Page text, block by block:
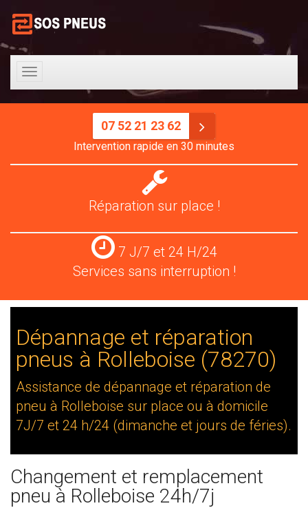
Toggle
navigation
07 52 21 23 62
Intervention rapide en 30 minutes
Réparation
pneus
Réparation sur place !
Services
24
H/24
7 J/7 et 24 H/24
Services sans interruption !
Dépannage et réparation
pneus à Rolleboise (78270)
Assistance de dépannage et réparation de
pneu à Rolleboise sur place ou à domicile
7J/7 et 24 h/24 (dimanche et jours de féries).
Changement et remplacement
pneu à Rolleboise 24h/7j